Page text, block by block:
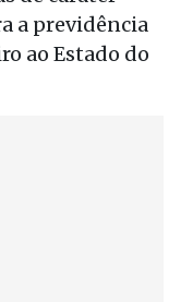
a previdência
ao Estado do